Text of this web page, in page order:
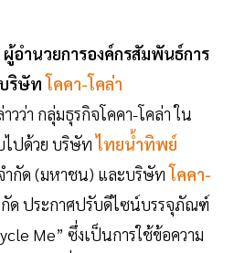
อำนวยการองค์กรสัมพันธ์การ
ริษัทโคคา-โคล่า
าวว่า กลุ่มธุรกิจโคคา-โคล่า ใน
ไปด้วย บริษัทไทยน้ำทิพย์
ำกัด (มหาชน) และบริษัทโคคา-
ด ประกาศปรับดีไซน์บรรจุภัณฑ์
Me” ซึ่งเป็นการใช้ข้อความ